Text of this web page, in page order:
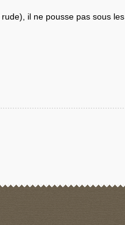
il ne pousse pas sous les